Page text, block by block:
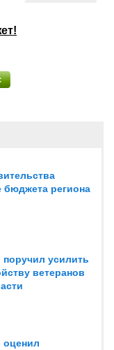
бюджета региона
усилить
ветеранов